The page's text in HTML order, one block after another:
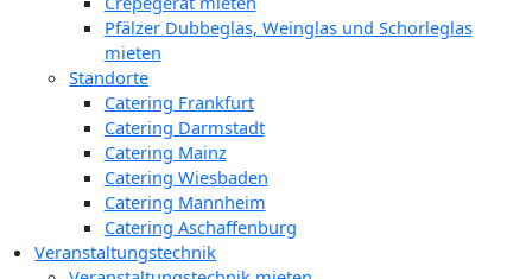
Pfälzer Dubbeglas, Weinglas und Schorleglas
mieten
Standorte
Catering Frankfurt
Catering Darmstadt
Catering Mainz
Catering Wiesbaden
Catering Mannheim
Catering Aschaffenburg
Veranstaltungstechnik